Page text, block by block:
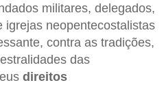
militares, delegados,
igrejas neopentecostalistas
contra as tradições,
das
direitos